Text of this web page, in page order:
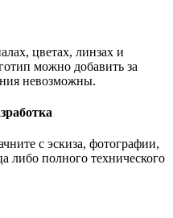
цветах, линзах и
можно добавить за
невозможны.
с эскиза, фотографии,
либо полного технического